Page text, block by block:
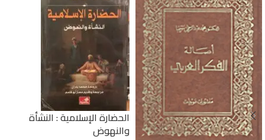
الحضارة الإسلامية : النشأة
والنهوض